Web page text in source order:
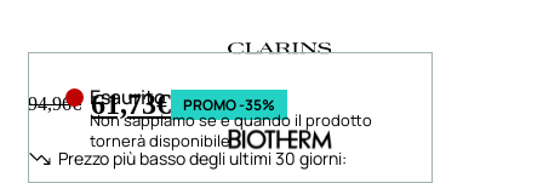
94,96€ 61,73€ PROMO -35%
Prezzo più basso degli ultimi 30 giorni:
Esaurito
Non sappiamo se e quando il prodotto
tornerà disponibile